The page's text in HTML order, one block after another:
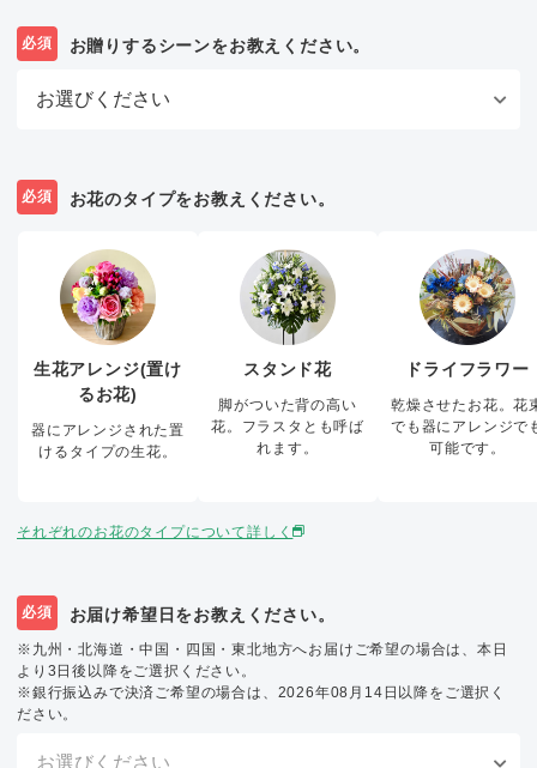
必須 お贈りするシーンをお教えください。
必須 お花のタイプをお教えください。
生花アレンジ(置け
るお花)
器にアレンジされた置
けるタイプの生花。
スタンド花
脚がついた背の高い
花。フラスタとも呼ば
れます。
ドライフラワー
乾燥させたお花。花
でも器にアレンジで
可能です。
それぞれのお花のタイプについて詳しく
必須 お届け希望日をお教えください。
※九州・北海道・中国・四国・東北地方へお届けご希望の場合は、本日
より3日後以降をご選択ください。
※銀行振込みで決済ご希望の場合は、2026年08月14日以降をご選択く
ださい。